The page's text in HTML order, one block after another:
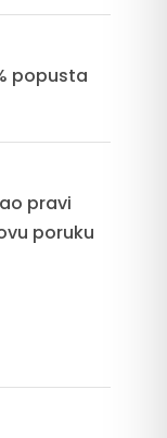
popusta
pravi
poruku